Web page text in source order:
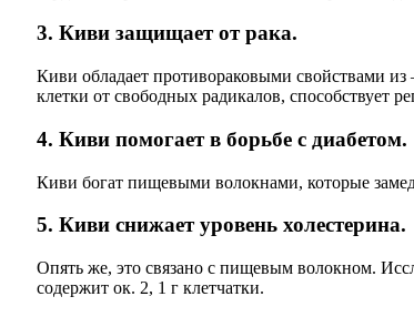
3. Киви защищает от рака.
Киви обладает противораковыми свойствами
клетки от свободных радикалов, способствует
4. Киви помогает в борьбе с диабетом.
Киви богат пищевыми волокнами, которые
5. Киви снижает уровень холестерина.
Опять же, это связано с пищевым волокном.
содержит ок. 2, 1 г клетчатки.